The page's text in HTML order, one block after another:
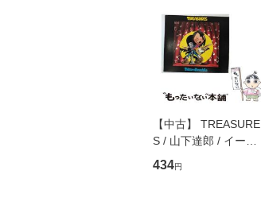
【中古】 TREASURE
S / 山下達郎 / イース
トウエスト・ジャパン
[CD]【メール便送料無
434円